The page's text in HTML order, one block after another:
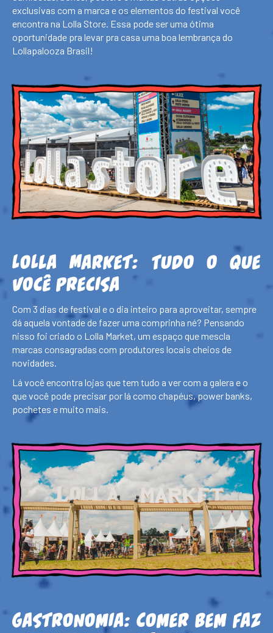
exclusivas com a marca e os elementos do festival você
encontra na Lolla Store. Essa pode ser uma ótima
oportunidade pra levar pra casa uma boa lembrança do
Lollapalooza Brasil!
Lolla Market: Tudo o que
você precisa
Com 3 dias de festival e o dia inteiro para aproveitar, sempre
dá aquela vontade de fazer uma comprinha né? Pensando
nisso foi criado o Lolla Market, um espaço que mescla
marcas consagradas com produtores locais cheios de
novidades.
Lá você encontra lojas que tem tudo a ver com a galera e o
que você pode precisar por lá como chapéus, power banks,
pochetes e muito mais.
Gastronomia: Comer bem faz